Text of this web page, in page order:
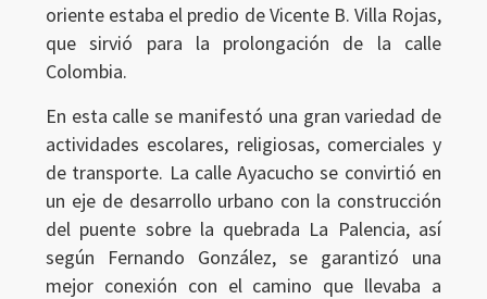
oriente estaba el predio de Vicente B. Villa Rojas,
que sirvió para la prolongación de la calle
Colombia.
En esta calle se manifestó una gran variedad de
actividades escolares, religiosas, comerciales y
de transporte. La calle Ayacucho se convirtió en
un eje de desarrollo urbano con la construcción
del puente sobre la quebrada La Palencia, así
según Fernando González, se garantizó una
mejor conexión con el camino que llevaba a